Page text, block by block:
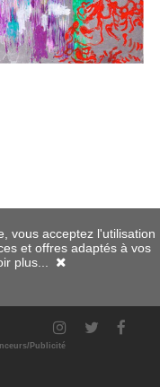
Publicité
vous acceptez l'utilisation
et offres adaptés à vos
plus...